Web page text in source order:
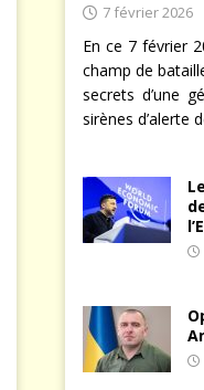
7 février 2026
En ce 7 février
champ de
secrets d’une
sirènes d’alerte